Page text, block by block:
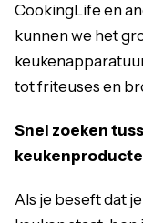
CookingLife en
kunnen we het
tot friteuses en
Snel zoeken
Als je beseft dat